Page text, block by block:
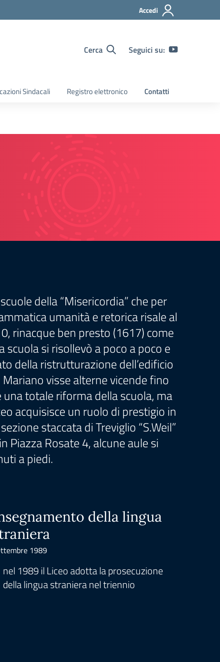
Accedi
Cerca Seguici su:
Sindacali Registro elettronico Contatti
della “Misericordia” che per
umanità e retorica risale al
rinacque ben presto (1617) come
si risollevò a poco a poco e
della ristrutturazione dell’edificio
visse alterne vicende fino
totale riforma della scuola, ma
acquisisce un ruolo di prestigio in
staccata di Treviglio “S.Weil”
Rosate 4, alcune aule si
a piedi.
della lingua
1989
nel 1989 il Liceo adotta la prosecuzione
della lingua straniera nel triennio